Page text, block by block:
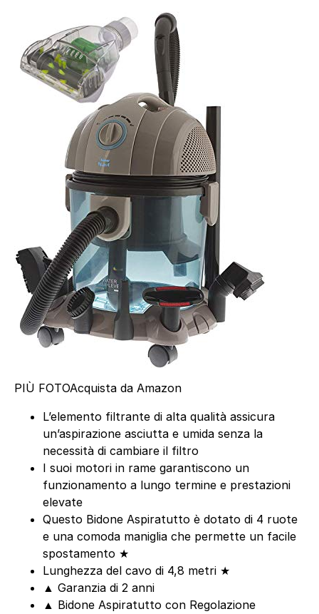
PIÙ FOTOAcquista da Amazon
L’elemento filtrante di alta qualità assicura
un’aspirazione asciutta e umida senza la
necessità di cambiare il filtro
I suoi motori in rame garantiscono un
funzionamento a lungo termine e prestazioni
elevate
Questo Bidone Aspiratutto è dotato di 4 ruote
e una comoda maniglia che permette un facile
spostamento ★
Lunghezza del cavo di 4,8 metri ★
▲ Garanzia di 2 anni
▲ Bidone Aspiratutto con Regolazione